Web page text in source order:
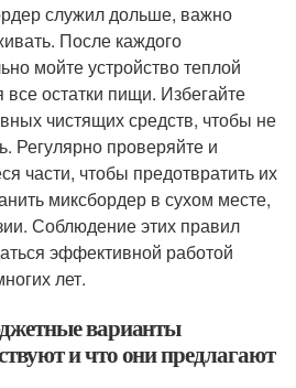
служил дольше, важно
После каждого
мойте устройство теплой
остатки пищи. Избегайте
чистящих средств, чтобы не
Регулярно проверяйте и
части, чтобы предотвратить их
миксбордер в сухом месте,
Соблюдение этих правил
эффективной работой
лет.
варианты
и что они предлагают